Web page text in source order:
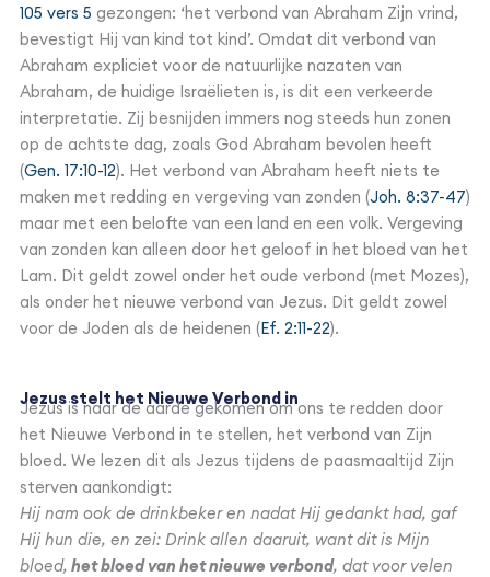
105 vers 5 gezongen: ‘het verbond van Abraham Zijn vrind,
bevestigt Hij van kind tot kind’. Omdat dit verbond van
Abraham expliciet voor de natuurlijke nazaten van
Abraham, de huidige Israëlieten is, is dit een verkeerde
interpretatie. Zij besnijden immers nog steeds hun zonen
op de achtste dag, zoals God Abraham bevolen heeft
(Gen. 17:10-12). Het verbond van Abraham heeft niets te
maken met redding en vergeving van zonden (Joh. 8:37-47)
maar met een belofte van een land en een volk. Vergeving
van zonden kan alleen door het geloof in het bloed van het
Lam. Dit geldt zowel onder het oude verbond (met Mozes),
als onder het nieuwe verbond van Jezus. Dit geldt zowel
voor de Joden als de heidenen (Ef. 2:11-22).
Jezus stelt het Nieuwe Verbond in
Jezus is naar de aarde gekomen om ons te redden door
het Nieuwe Verbond in te stellen, het verbond van Zijn
bloed. We lezen dit als Jezus tijdens de paasmaaltijd Zijn
sterven aankondigt:
Hij nam ook de drinkbeker en nadat Hij gedankt had, gaf
Hij hun die, en zei: Drink allen daaruit, want dit is Mijn
bloed, het bloed van het nieuwe verbond, dat voor velen